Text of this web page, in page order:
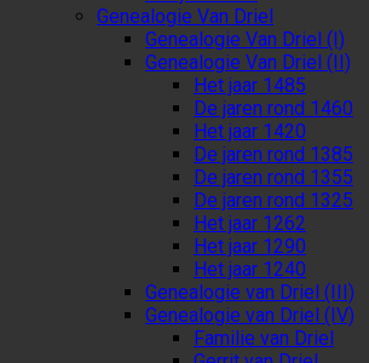
Genealogie Van Driel
Genealogie Van Driel (I)
Genealogie Van Driel (II)
Het jaar 1485
De jaren rond 1460
Het jaar 1420
De jaren rond 1385
De jaren rond 1355
De jaren rond 1325
Het jaar 1262
Het jaar 1290
Het jaar 1240
Genealogie van Driel (III)
Genealogie van Driel (IV)
Familie van Driel